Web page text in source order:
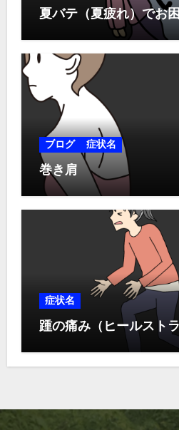
夏バテ（夏疲れ）でお
ブログ 症状名
巻き肩
症状名
踵の痛み（ヒールストラ